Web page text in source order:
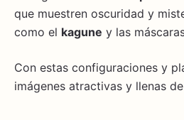
que muestren oscuridad y
como el kagune y las
Con estas configuraciones y
imágenes atractivas y llenas